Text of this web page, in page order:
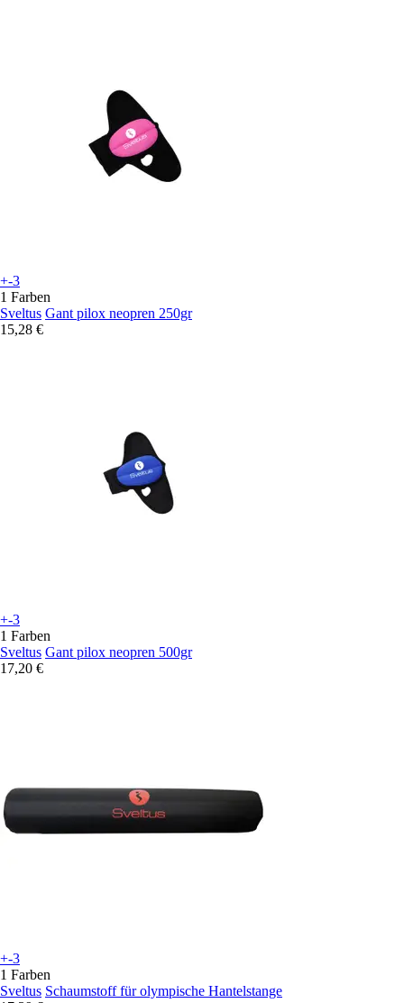
+-3
1 Farben
Sveltus Gant pilox neopren 250gr
15,28 €
+-3
1 Farben
Sveltus Gant pilox neopren 500gr
17,20 €
+-3
1 Farben
Sveltus Schaumstoff für olympische Hantelstange